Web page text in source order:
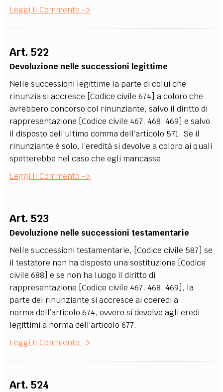
Leggi Il Commento ->
Art. 522
Devoluzione nelle successioni legittime
Nelle successioni legittime la parte di colui che
rinunzia si accresce [Codice civile 674] a coloro che
avrebbero concorso col rinunziante, salvo il diritto di
rappresentazione [Codice civile 467, 468, 469] e salvo
il disposto dell’ultimo comma dell’articolo 571. Se il
rinunziante è solo, l’eredità si devolve a coloro ai quali
spetterebbe nel caso che egli mancasse.
Leggi Il Commento ->
Art. 523
Devoluzione nelle successioni testamentarie
Nelle successioni testamentarie, [Codice civile 587] se
il testatore non ha disposto una sostituzione [Codice
civile 688] e se non ha luogo il diritto di
rappresentazione [Codice civile 467, 468, 469], la
parte del rinunziante si accresce ai coeredi a
norma dell’articolo 674, ovvero si devolve agli eredi
legittimi a norma dell’articolo 677.
Leggi Il Commento ->
Art. 524